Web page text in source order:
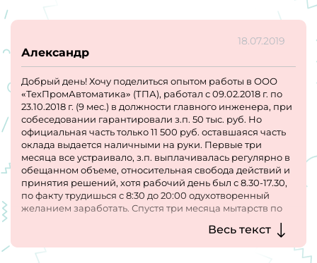
18.07.2019
Александр
Добрый день! Хочу поделиться опытом работы в ООО
«ТехПромАвтоматика» (ТПА), работал с 09.02.2018 г. по
23.10.2018 г. (9 мес.) в должности главного инженера, при
собеседовании гарантировали з.п. 50 тыс. руб. Но
официальная часть только 11 500 руб. оставшаяся часть
оклада выдается наличными на руки. Первые три
месяца все устраивало, з.п. выплачивалась регулярно в
обещанном объеме, относительная свобода действий и
принятия решений, хотя рабочий день был с 8.30-17.30,
по факту трудишься с 8:30 до 20:00 одухотворенный
желанием заработать. Спустя три месяца мытарств по
предприятий Пермского края (Уралкалий, Ависма,
Протон-ПМ, ОДК-ПМ, Сибур, УралХим, ЕвроХим и пр.)
мне удалось инициировать и выиграть тендер от АО
Весь текст